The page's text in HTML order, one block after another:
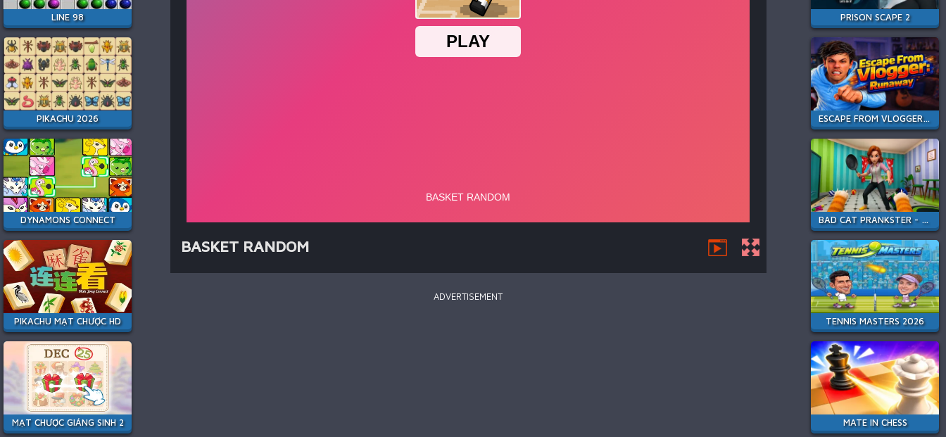
LINE 98
PIKACHU 2026
DYNAMONS CONNECT
PIKACHU MẠT CHƯỢC HD
MẠT CHƯỢC GIÁNG SINH 2
BASKET RANDOM
ADVERTISEMENT
PRISON SCAPE 2
ESCAPE FROM VLOGGER: RUNAWAY
BAD CAT PRANKSTER - MOM IS RETURN
TENNIS MASTERS 2026
MATE IN CHESS